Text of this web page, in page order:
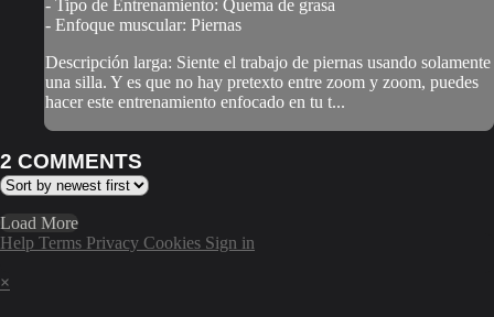
- Tipo de Entrenamiento: Quema de grasa
- Enfoque muscular: Piernas
Descripción larga: Siente el trabajo de piernas usando solamente
una silla. Y es que no hay pretexto entre zoom y zoom, puedes
hacer este entrenamiento enfocado en tu t...
2 COMMENTS
Load More
Help Terms Privacy Cookies Sign in
×